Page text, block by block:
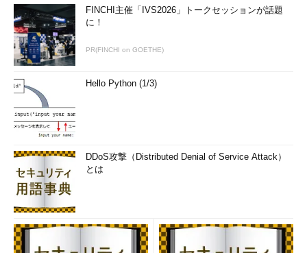
FINCHI主催「IVS2026」トークセッションが話題
に！
PR(FINCHI on GOETHE)
Hello Python (1/3)
DDoS攻撃（Distributed Denial of Service Attack）
とは